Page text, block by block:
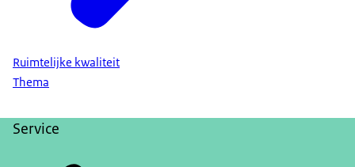
Ruimtelijke kwaliteit
Thema
Service